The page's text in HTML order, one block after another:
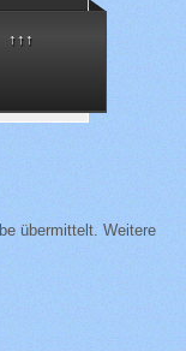
↑↑↑
übermittelt. Weitere